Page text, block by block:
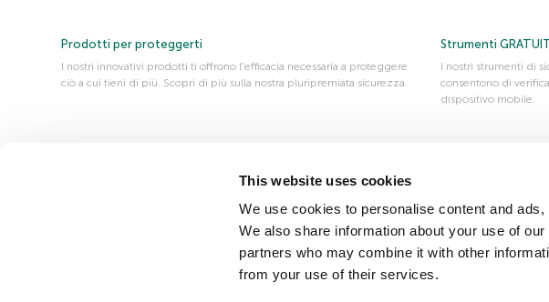
This website uses cookies
We use cookies to personalise content and
We also share information about your use of
partners who may combine it with other
from your use of their services.
Prodotti per proteggerti
I nostri innovativi prodotti ti offrono l’efficacia necessaria a proteggere
ciò a cui tieni di più. Scopri di più sulla nostra pluripremiata sicurezza.
Strumenti
I nostri strumenti di
consentono di
dispositivo mobile.
Scopri di più su chi siamo, come lavoriamo e perché ci impegniamo
tanto per rendere il mondo online e mobile un luogo più sicuro per
GRATUITA di uno
sue prerogative